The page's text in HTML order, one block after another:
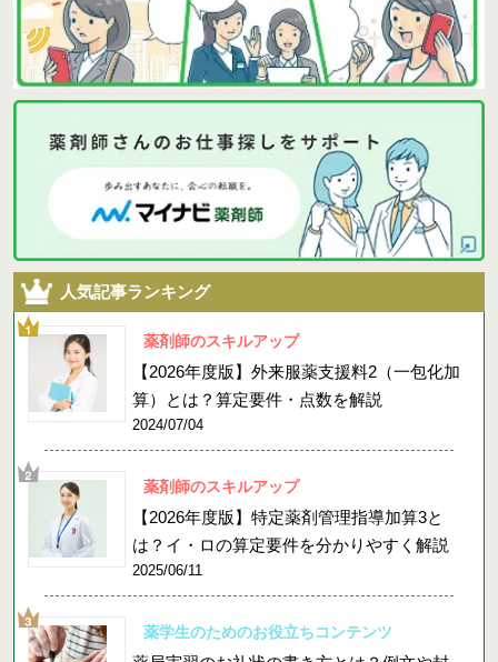
人気記事ランキング
薬剤師のスキルアップ
【2026年度版】外来服薬支援料2（一包化加
算）とは？算定要件・点数を解説
2024/07/04
薬剤師のスキルアップ
【2026年度版】特定薬剤管理指導加算3と
は？イ・ロの算定要件を分かりやすく解説
2025/06/11
薬学生のためのお役立ちコンテンツ